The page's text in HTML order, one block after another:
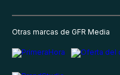
Otras marcas de GFR Media